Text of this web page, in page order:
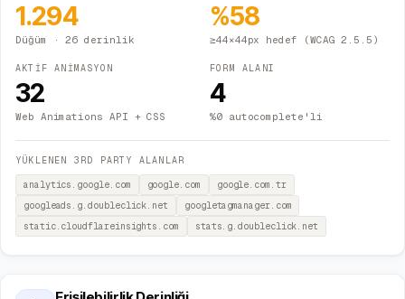
1.294
Düğüm · 26 derinlik
%58
≥44×44px hedef (WCAG 2.5.5)
AKTİF ANİMASYON
32
Web Animations API + CSS
FORM ALANI
4
%0 autocomplete'li
YÜKLENEN 3RD PARTY ALANLAR
analytics.google.com google.com
google.com.tr
googleads.g.doubleclick.net
googletagmanager.com
static.cloudflareinsights.com
stats.g.doubleclick.net